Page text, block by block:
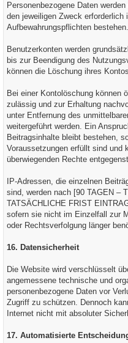
Personenbezogene Daten
den jeweiligen Zweck erforderlich
Aufbewahrungspflichten bestehen.
Benutzerkonten werden
bis zur Beendigung des
können die Löschung ihres
Bei einer Kontolöschung können
zulässig und zur Erhaltung
unter Entfernung des
weitergeführt werden. Ein
Beitragsinhalte bleibt bestehen,
Voraussetzungen erfüllt sind und
überwiegenden Rechte
IP-Adressen, die einzelnen
sind, werden nach [90 TAGEN –
TATSÄCHLICHE FRIST
sofern sie nicht im Einzelfall zur
oder Rechtsverfolgung länger
16. Datensicherheit
Die Website wird verschlüsselt
angemessene technische und
personenbezogene Daten vor
Zugriff zu schützen. Dennoch
Internet nicht mit absoluter
17. Automatisierte